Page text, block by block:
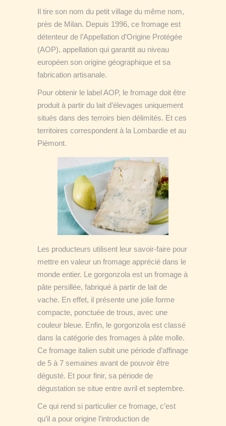
Il tire son nom du petit village du même nom,
près de Milan. Depuis 1996, ce fromage est
détenteur de l’Appellation d’Origine Protégée
(AOP), appellation qui garantit au niveau
européen son origine géographique et sa
fabrication artisanale.
Pour obtenir le label AOP, le fromage doit être
produit à partir du lait d’élevages uniquement
situés dans des terroirs bien délimités. Et ces
territoires correspondent à la Lombardie et au
Piémont.
Les producteurs utilisent leur savoir-faire pour
mettre en valeur un fromage apprécié dans le
monde entier. Le gorgonzola est un fromage à
pâte persillée, fabriqué à partir de lait de
vache. En effet, il présente une jolie forme
compacte, ponctuée de trous, avec une
couleur bleue. Enfin, le gorgonzola est classé
dans la catégorie des fromages à pâte molle.
Ce fromage italien subit une période d’affinage
de 5 à 7 semaines avant de pouvoir être
dégusté. Et pour finir, sa période de
dégustation se situe entre avril et septembre.
Ce qui rend si particulier ce fromage, c’est
qu’il a pour origine l’introduction de